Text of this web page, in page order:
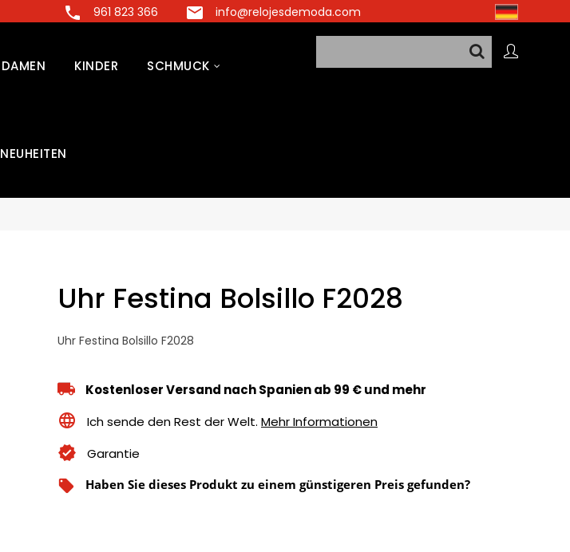
961 823 366 info@relojesdemoda.com
DAMEN KINDER SCHMUCK
NEUHEITEN
Uhr Festina Bolsillo F2028
Uhr Festina Bolsillo F2028
Kostenloser Versand nach Spanien ab 99 € und mehr
Ich sende den Rest der Welt. Mehr Informationen
Garantie
local_offer Haben Sie dieses Produkt zu einem günstigeren Preis gefunden?